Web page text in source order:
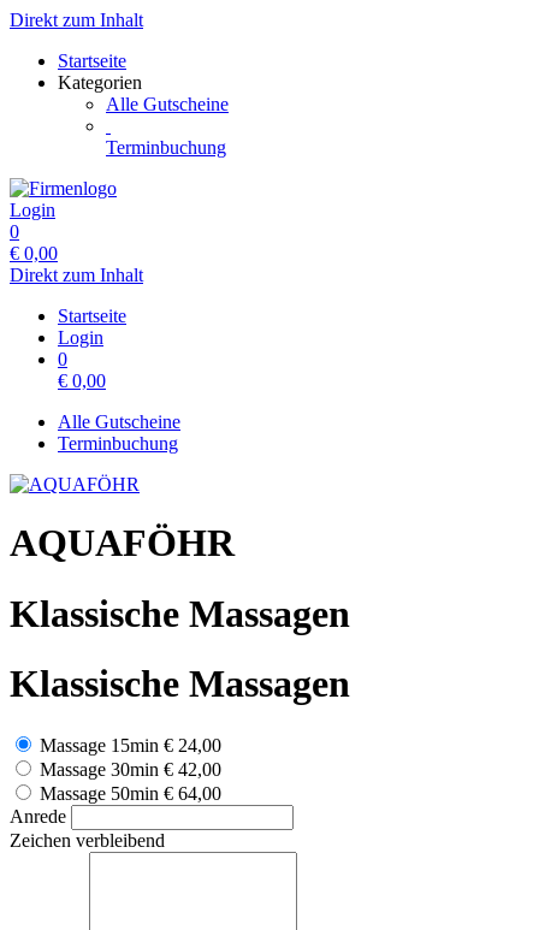
Direkt zum Inhalt
Startseite
Kategorien
Alle Gutscheine
Terminbuchung
Login
0
€ 0,00
Direkt zum Inhalt
Startseite
Login
0
€ 0,00
Alle Gutscheine
Terminbuchung
AQUAFÖHR
Klassische Massagen
Klassische Massagen
Massage 15min € 24,00
Massage 30min € 42,00
Massage 50min € 64,00
Anrede
Zeichen verbleibend